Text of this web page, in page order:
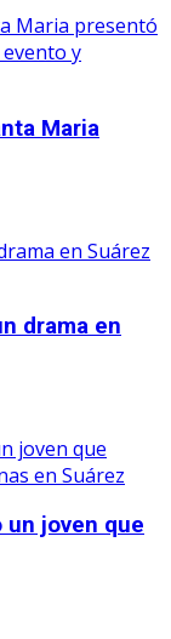
Maria
drama en
joven que